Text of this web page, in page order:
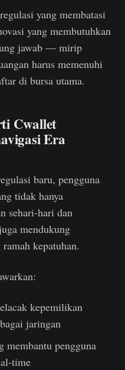
yang membatasi
yang membutuhkan
jawab — mirip
harus memenuhi
di bursa utama.
Cwallet
Era
baru, pengguna
tidak hanya
sehari-hari dan
mendukung
kepatuhan.
kepemilikan
jaringan
membantu pengguna
time